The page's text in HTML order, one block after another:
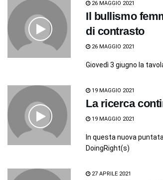
26 MAGGIO 2021
Il bullismo
di contrasto
26 MAGGIO 2021
Giovedì 3 giugno la
19 MAGGIO 2021
La ricerca
19 MAGGIO 2021
In questa nuova
DoingRight(s)
27 APRILE 2021